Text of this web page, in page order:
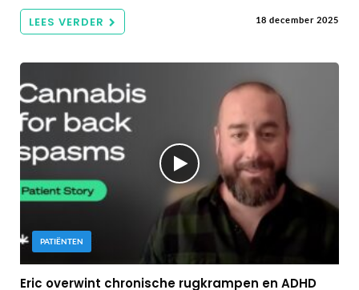
LEES VERDER 18 december 2025
PATIËNTEN
Eric overwint chronische rugkrampen en ADHD